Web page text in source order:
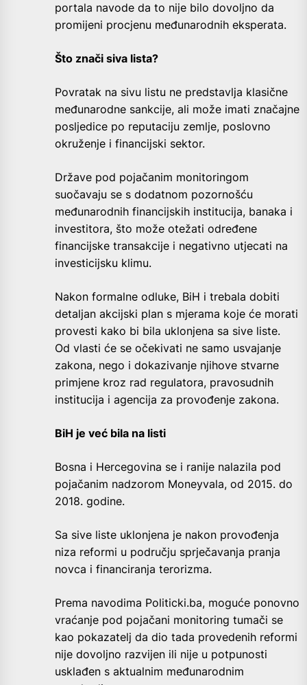
portala navode da to nije bilo dovoljno da
promijeni procjenu međunarodnih eksperata.
Što znači siva lista?
Povratak na sivu listu ne predstavlja klasične
međunarodne sankcije, ali može imati značajne
posljedice po reputaciju zemlje, poslovno
okruženje i financijski sektor.
Države pod pojačanim monitoringom
suočavaju se s dodatnom pozornošću
međunarodnih financijskih institucija, banaka i
investitora, što može otežati određene
financijske transakcije i negativno utjecati na
investicijsku klimu.
Nakon formalne odluke, BiH i trebala dobiti
detaljan akcijski plan s mjerama koje će morati
provesti kako bi bila uklonjena sa sive liste.
Od vlasti će se očekivati ne samo usvajanje
zakona, nego i dokazivanje njihove stvarne
primjene kroz rad regulatora, pravosudnih
institucija i agencija za provođenje zakona.
BiH je već bila na listi
Bosna i Hercegovina se i ranije nalazila pod
pojačanim nadzorom Moneyvala, od 2015. do
2018. godine.
Sa sive liste uklonjena je nakon provođenja
niza reformi u području sprječavanja pranja
novca i financiranja terorizma.
Prema navodima Politicki.ba, moguće ponovno
vraćanje pod pojačani monitoring tumači se
kao pokazatelj da dio tada provedenih reformi
nije dovoljno razvijen ili nije u potpunosti
usklađen s aktualnim međunarodnim